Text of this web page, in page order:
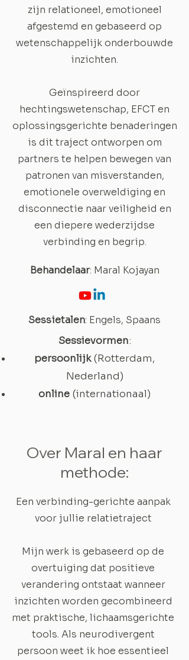
zijn relationeel, emotioneel
afgestemd en gebaseerd op
wetenschappelijk onderbouwde
inzichten.
Geïnspireerd door
hechtingswetenschap, EFCT en
oplossingsgerichte benaderingen
is dit traject ontworpen om
partners te helpen bewegen van
patronen van misverstanden,
emotionele overweldiging en
disconnectie naar veiligheid en
een diepere wederzijdse
verbinding en begrip.
Behandelaar: Maral Kojayan
Sessietalen: Engels, Spaans
Sessievormen:
persoonlijk(Rotterdam,
Nederland)
online (internationaal)
Over Maral en haar
methode:
Een verbinding-gerichte aanpak
voor jullie relatietraject
Mijn werk is gebaseerd op de
overtuiging dat positieve
verandering ontstaat wanneer
inzichten worden gecombineerd
met praktische, lichaamsgerichte
tools. Als neurodivergent
persoon weet ik hoe essentieel